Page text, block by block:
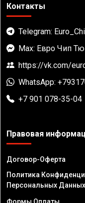
Контакты
Telegram:
Max: Евро Чип
https://vk.com/
WhatsApp:
+7 901 078-35-04
Правовая
Договор-Оферта
Политика
Персональных